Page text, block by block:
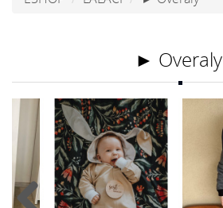
► Overaly